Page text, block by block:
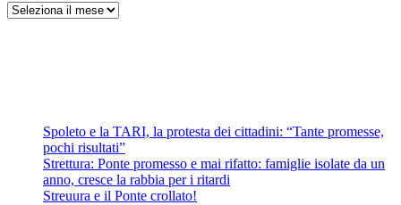
Archivi
Spoleto e la TARI, la protesta dei cittadini: “Tante promesse,
pochi risultati”
Strettura: Ponte promesso e mai rifatto: famiglie isolate da un
anno, cresce la rabbia per i ritardi
Streuura e il Ponte crollato!